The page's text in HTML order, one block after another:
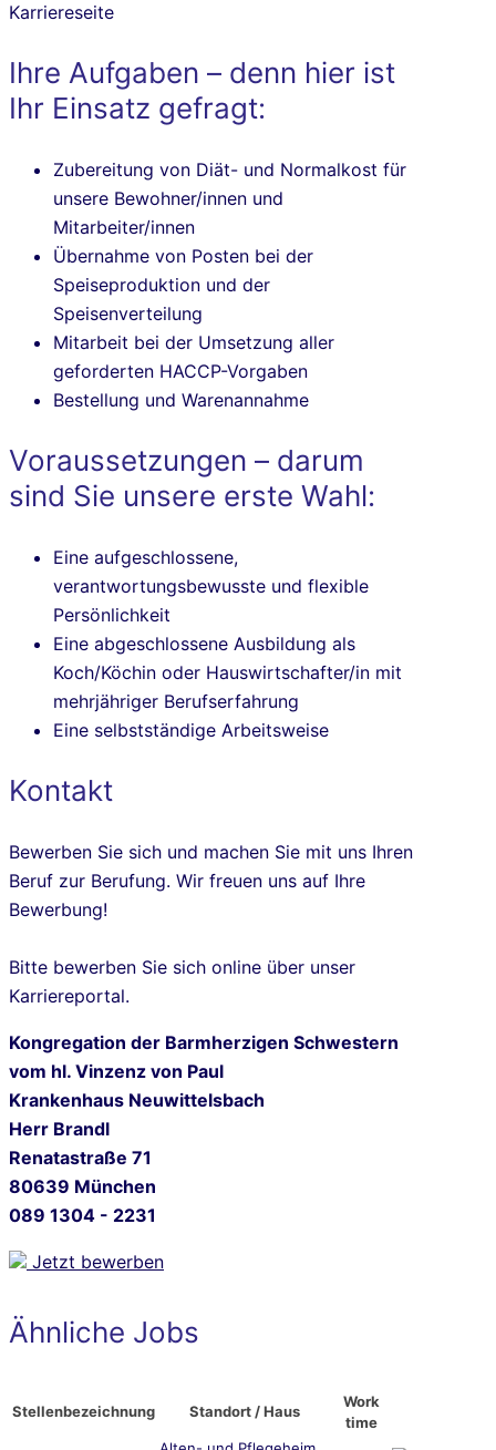
Karriereseite
Ihre Aufgaben – denn hier ist
Ihr Einsatz gefragt:
Zubereitung von Diät- und Normalkost für
unsere Bewohner/innen und
Mitarbeiter/innen
Übernahme von Posten bei der
Speiseproduktion und der
Speisenverteilung
Mitarbeit bei der Umsetzung aller
geforderten HACCP-Vorgaben
Bestellung und Warenannahme
Voraussetzungen – darum
sind Sie unsere erste Wahl:
Eine aufgeschlossene,
verantwortungsbewusste und flexible
Persönlichkeit
Eine abgeschlossene Ausbildung als
Koch/Köchin oder Hauswirtschafter/in mit
mehrjähriger Berufserfahrung
Eine selbstständige Arbeitsweise
Kontakt
Bewerben Sie sich und machen Sie mit uns Ihren
Beruf zur Berufung. Wir freuen uns auf Ihre
Bewerbung!
Bitte bewerben Sie sich online über unser
Karriereportal.
Kongregation der Barmherzigen Schwestern
vom hl. Vinzenz von Paul
Krankenhaus Neuwittelsbach
Herr Brandl
Renatastraße 71
80639 München
089 1304 - 2231
Jetzt bewerben
Ähnliche Jobs
Stellenbezeichnung Standort / Haus
Work
time